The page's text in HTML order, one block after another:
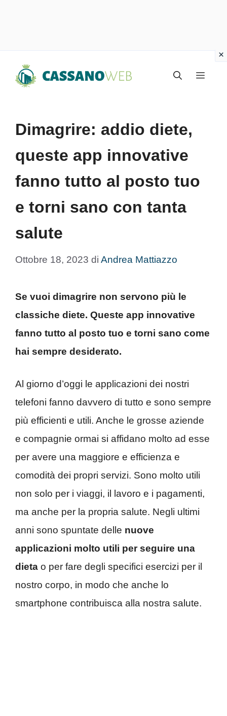
Menu
Dimagrire: addio diete,
queste app innovative
fanno tutto al posto tuo
e torni sano con tanta
salute
Ottobre 18, 2023 di Andrea Mattiazzo
Se vuoi dimagrire non servono più le
classiche diete. Queste app innovative
fanno tutto al posto tuo e torni sano come
hai sempre desiderato.
Al giorno d’oggi le applicazioni dei nostri
telefoni fanno davvero di tutto e sono sempre
più efficienti e utili. Anche le grosse aziende
e compagnie ormai si affidano molto ad esse
per avere una maggiore e efficienza e
comodità dei propri servizi. Sono molto utili
non solo per i viaggi, il lavoro e i pagamenti,
ma anche per la propria salute. Negli ultimi
anni sono spuntate delle nuove
applicazioni molto utili per seguire una
dieta o per fare degli specifici esercizi per il
nostro corpo, in modo che anche lo
smartphone contribuisca alla nostra salute.